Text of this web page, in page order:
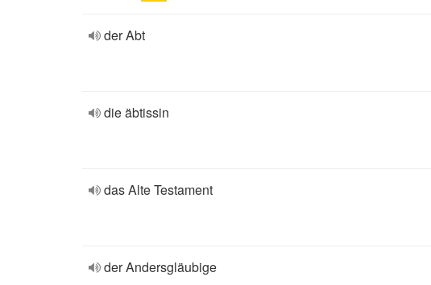
der Abt
die äbtissin
das Alte Testament
der Andersgläubige